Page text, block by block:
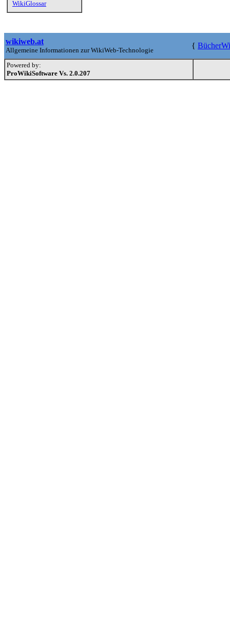
WikiGlossar
wikiweb.at
Allgemeine Informationen zur WikiWeb-Technologie
{
Powered by:
ProWikiSoftware Vs. 2.0.207